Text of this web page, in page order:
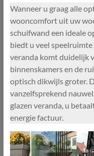
Wanneer u graag alle
wooncomfort uit uw
schuifwand een ideale
biedt u veel
veranda komt duidelijk
binnenskamers en de
optisch dikwijls groter.
vanzelfsprekend
glazen veranda, u
energie factuur.